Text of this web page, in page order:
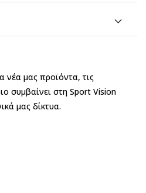
νέα μας προϊόντα, τις
συμβαίνει στη Sport Vision
μας δίκτυα.